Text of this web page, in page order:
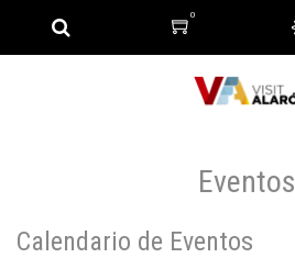
0
Eventos
Calendario de Eventos